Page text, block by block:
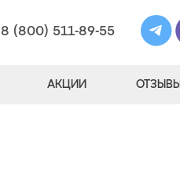
8 (800) 511-89-55
АКЦИИ ОТЗЫВЫ